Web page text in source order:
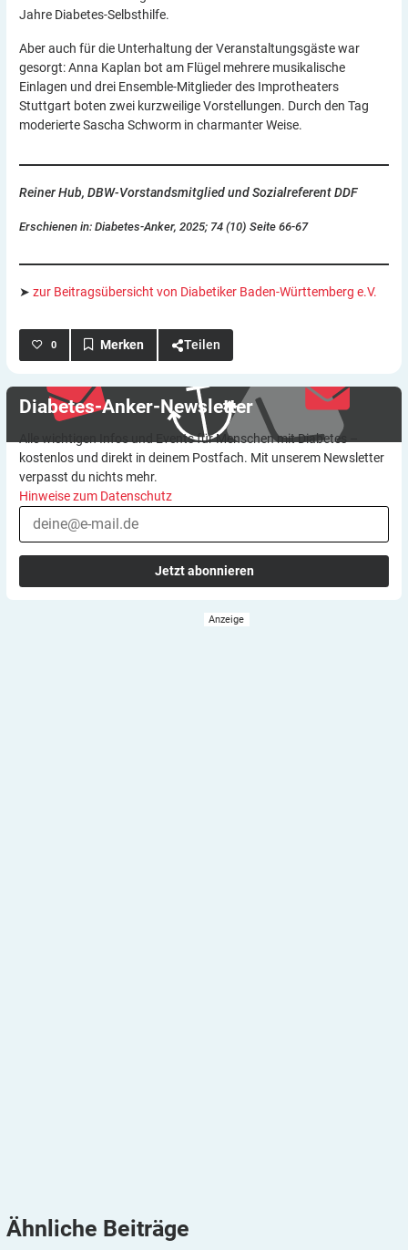
Jahre Diabetes-Selbsthilfe.
Aber auch für die Unterhaltung der Veranstaltungsgäste war
gesorgt: Anna Kaplan bot am Flügel mehrere musikalische
Einlagen und drei Ensemble-Mitglieder des Improtheaters
Stuttgart boten zwei kurzweilige Vorstellungen. Durch den Tag
moderierte Sascha Schworm in charmanter Weise.
Reiner Hub, DBW-Vorstandsmitglied und Sozialreferent DDF
Erschienen in: Diabetes-Anker, 2025; 74 (10) Seite 66-67
➤ zur Beitragsübersicht von Diabetiker Baden-Württemberg e.V.
0 Teilen
Diabetes-Anker-Newsletter
Alle wichtigen Infos und Events für Menschen mit Diabetes –
kostenlos und direkt in deinem Postfach. Mit unserem Newsletter
verpasst du nichts mehr.
Hinweise zum Datenschutz
Jetzt abonnieren
Ähnliche Beiträge